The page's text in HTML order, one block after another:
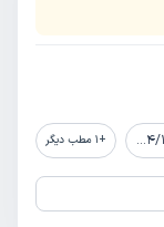
+
1 مطب دیگر